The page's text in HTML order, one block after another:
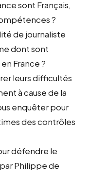
sont Français,
?
de journaliste
dont sont
France ?
leurs difficultés
à cause de la
enquêter pour
des contrôles
défendre le
Philippe de